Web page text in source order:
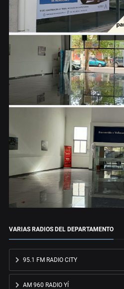
VARIAS RADIOS DEL DEPARTAMENTO
95.1 FM RADIO CITY
AM 960 RADIO YÍ